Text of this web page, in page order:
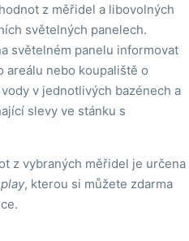
z měřidel a libovolných
světelných panelech.
světelném panelu informovat
areálu nebo koupaliště o
v jednotlivých bazénech a
slevy ve stánku s
z vybraných měřidel je určena
, kterou si můžete zdarma